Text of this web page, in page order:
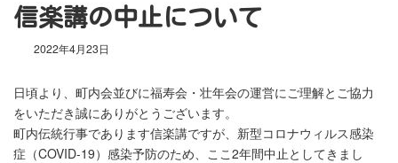
信楽講の中止について
2022年4月23日
日頃より、町内会並びに福寿会・壮年会の運営にご理解とご協力
をいただき誠にありがとうございます。
町内伝統行事であります信楽講ですが、新型コロナウィルス感染
症（COVID-19）感染予防のため、ここ2年間中止としてきまし